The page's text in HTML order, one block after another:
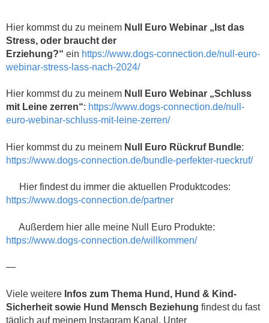
Hier kommst du zu meinem Null Euro Webinar „Ist das
Stress, oder braucht der
Erziehung?“ ein https://www.dogs-connection.de/null-euro-
webinar-stress-lass-nach-2024/
Hier kommst du zu meinem Null Euro Webinar „Schluss
mit Leine zerren“: https://www.dogs-connection.de/null-
euro-webinar-schluss-mit-leine-zerren/
Hier kommst du zu meinem Null Euro Rückruf Bundle:
https://www.dogs-connection.de/bundle-perfekter-rueckruf/
Hier findest du immer die aktuellen Produktcodes:
https://www.dogs-connection.de/partner
Außerdem hier alle meine Null Euro Produkte:
https://www.dogs-connection.de/willkommen/
—
Viele weitere Infos zum Thema Hund, Hund & Kind-
Sicherheit sowie Hund Mensch Beziehung findest du fast
täglich auf meinem Instagram Kanal. Unter